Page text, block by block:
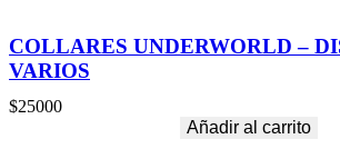
COLLARES UNDERWORLD –
VARIOS
$25000
Añadir al carrito